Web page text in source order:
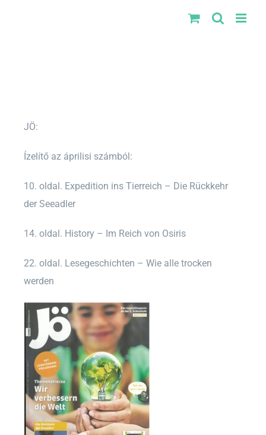
JÖ:
Ízelítő az áprilisi számból:
10. oldal. Expedition ins Tierreich – Die Rückkehr
der Seeadler
14. oldal. History – Im Reich von Osiris
22. oldal. Lesegeschichten – Wie alle trocken
werden